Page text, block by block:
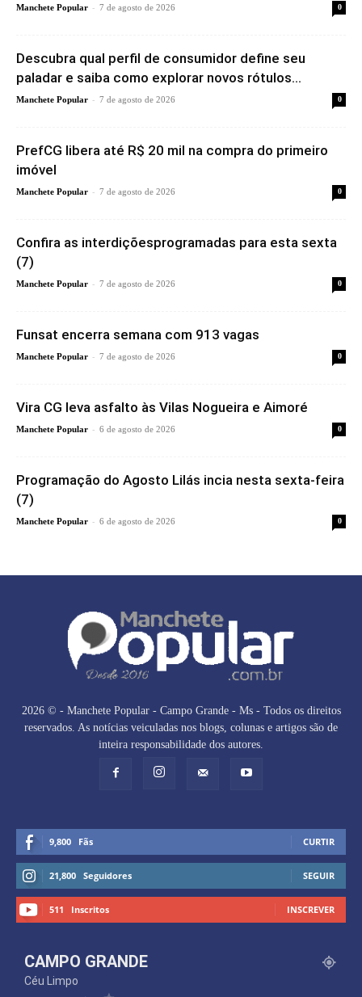
Manchete Popular - 7 de agosto de 2026 0
Descubra qual perfil de consumidor define seu
paladar e saiba como explorar novos rótulos...
Manchete Popular - 7 de agosto de 2026 0
PrefCG libera até R$ 20 mil na compra do primeiro
imóvel
Manchete Popular - 7 de agosto de 2026 0
Confira as interdiçõesprogramadas para esta sexta
(7)
Manchete Popular - 7 de agosto de 2026 0
Funsat encerra semana com 913 vagas
Manchete Popular - 7 de agosto de 2026 0
Vira CG leva asfalto às Vilas Nogueira e Aimoré
Manchete Popular - 6 de agosto de 2026 0
Programação do Agosto Lilás incia nesta sexta-feira
(7)
Manchete Popular - 6 de agosto de 2026 0
2026 © - Manchete Popular - Campo Grande - Ms - Todos os direitos
reservados. As notícias veiculadas nos blogs, colunas e artigos são de
inteira responsabilidade dos autores.
9,800 Fãs CURTIR
21,800 Seguidores SEGUIR
511 Inscritos INSCREVER
CAMPO GRANDE
Céu Limpo